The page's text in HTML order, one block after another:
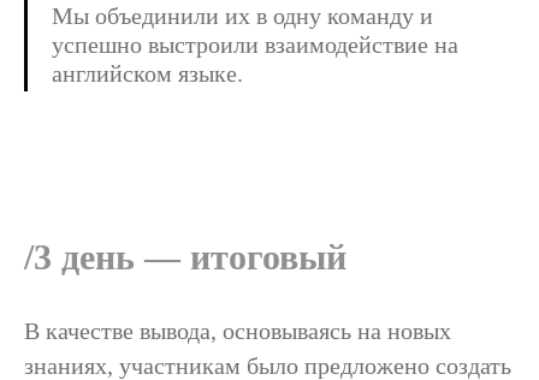
Мы объединили их в одну команду и
успешно выстроили взаимодействие на
английском языке.
/3 день — итоговый
В качестве вывода, основываясь на новых
знаниях, участникам было предложено создать
Получить консультацию
Пройти обучение